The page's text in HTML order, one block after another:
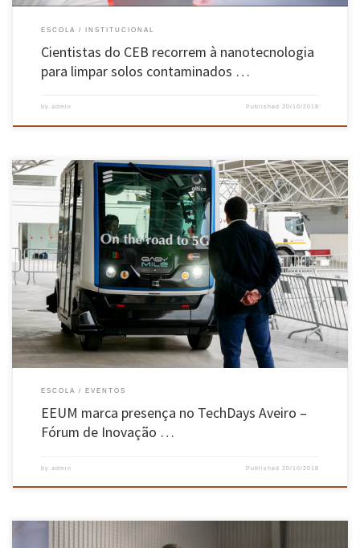
ESCOLA INSTITUCIONAL
Cientistas do CEB recorrem à nanotecnologia
para limpar solos contaminados …
by admin Published20/10/2018
TechDays Aveiro teve lugar de 11 a 13 de outubro, no Parque de Exposições de Aveiro. A EEUM
marcou presença no TechDays Aveiro – Fórum de Inovação e Tecnologia, que nesta quarta
edição teve como temas Cidades Inteligentes, Indústria 4.0, Economia Circular, Mobilidade e
Talentos e Competências. O espaço da […]
ESCOLA EVENTOS
EEUM marca presença no TechDays Aveiro –
Fórum de Inovação …
by admin Published 20/10/2018